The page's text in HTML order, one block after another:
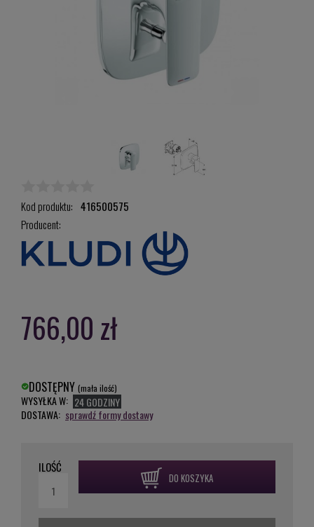
Kod produktu: 416500575
Producent:
766,00 zł
DOSTĘPNY (mała ilość)
WYSYŁKA W: 24 GODZINY
DOSTAWA: sprawdź formy dostawy
ILOŚĆ
DO KOSZYKA